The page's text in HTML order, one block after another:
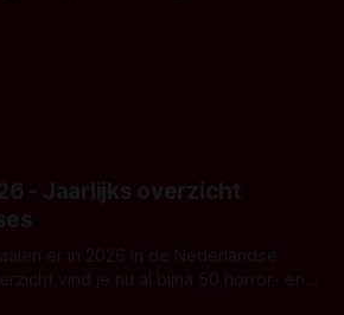
- Jaarlijks overzicht
er in 2026 in de Nederlandse
vind je nu al bijna 50 horror- en